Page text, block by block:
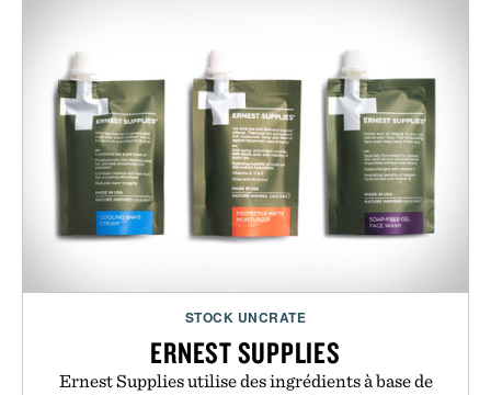
STOCK UNCRATE
ERNEST SUPPLIES
Ernest Supplies utilise des ingrédients à base de